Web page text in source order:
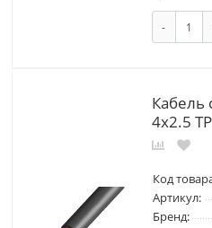
-
Кабель
4х2.5
Код
Артикул:
Бренд: